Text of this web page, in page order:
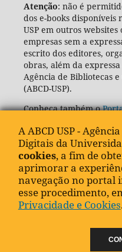
Atenção: não é
dos e-books
USP em outros
empresas sem a
escrito dos editores,
obras, além da
Agência de Bibliotecas e
(ABCD-USP).
Conheça também o
A ABCD USP -
Digitais da
cookies, a fim de
aprimorar a
navegação no portal
esse procedimento,
Privacidade e Cookies.